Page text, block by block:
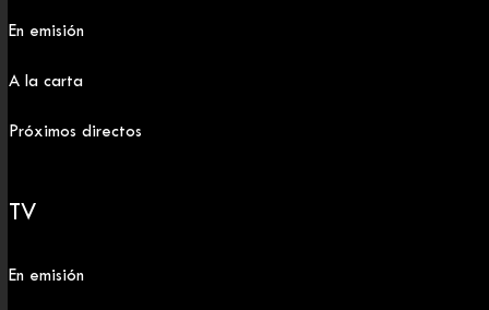
En emisión
A la carta
Próximos directos
TV
En emisión